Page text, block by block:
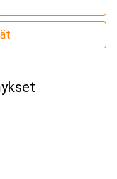
21 / 00380 Helsinki